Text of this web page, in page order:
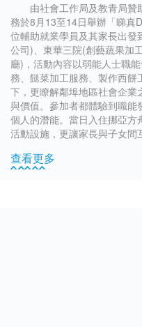
由社會工作局及教青局贊
務於8月13至14日舉辦「睇真
位輔助就業學員及其家長出發
公司)、東華三院(創藝蔬果加
廳)，活動內容以弱能人士職
務、餸菜加工服務、製作西
下，更瞭解鄰埠地區社會企
與價值。參加者都體驗到職能
個人的潛能。當日入住挪亞
活動設施，更讓家長與子女間
查看更多